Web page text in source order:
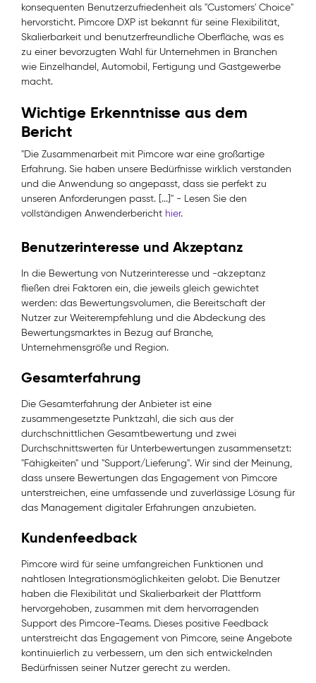
konsequenten Benutzerzufriedenheit als "Customers' Choice"
hervorsticht. Pimcore DXP ist bekannt für seine Flexibilität,
Skalierbarkeit und benutzerfreundliche Oberfläche, was es
zu einer bevorzugten Wahl für Unternehmen in Branchen
wie Einzelhandel, Automobil, Fertigung und Gastgewerbe
macht.
Wichtige Erkenntnisse aus dem
Bericht
"Die Zusammenarbeit mit Pimcore war eine großartige
Erfahrung. Sie haben unsere Bedürfnisse wirklich verstanden
und die Anwendung so angepasst, dass sie perfekt zu
unseren Anforderungen passt. [...]" - Lesen Sie den
vollständigen Anwenderbericht hier.
Benutzerinteresse und Akzeptanz
In die Bewertung von Nutzerinteresse und -akzeptanz
fließen drei Faktoren ein, die jeweils gleich gewichtet
werden: das Bewertungsvolumen, die Bereitschaft der
Nutzer zur Weiterempfehlung und die Abdeckung des
Bewertungsmarktes in Bezug auf Branche,
Unternehmensgröße und Region.
Gesamterfahrung
Die Gesamterfahrung der Anbieter ist eine
zusammengesetzte Punktzahl, die sich aus der
durchschnittlichen Gesamtbewertung und zwei
Durchschnittswerten für Unterbewertungen zusammensetzt:
"Fähigkeiten" und "Support/Lieferung". Wir sind der Meinung,
dass unsere Bewertungen das Engagement von Pimcore
unterstreichen, eine umfassende und zuverlässige Lösung für
das Management digitaler Erfahrungen anzubieten.
Kundenfeedback
Pimcore wird für seine umfangreichen Funktionen und
nahtlosen Integrationsmöglichkeiten gelobt. Die Benutzer
haben die Flexibilität und Skalierbarkeit der Plattform
hervorgehoben, zusammen mit dem hervorragenden
Support des Pimcore-Teams. Dieses positive Feedback
unterstreicht das Engagement von Pimcore, seine Angebote
kontinuierlich zu verbessern, um den sich entwickelnden
Bedürfnissen seiner Nutzer gerecht zu werden.